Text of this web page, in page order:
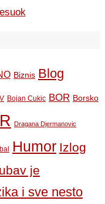
Biznis Blog
Bojan Cukic BOR Borsko
Dragana Djermanovic
Humor Izlog
je
i sve nesto